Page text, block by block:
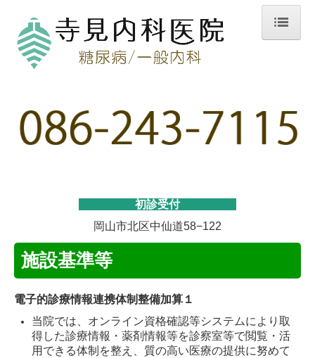
ホーム
院内紹介
糖尿病について
糖尿病教室
内科疾患について
胃や腸の病気
心臓の病気
初診受付
岡山市北区中仙道58−122
施設基準等
電子的診療情報連携体制整備加算１
当院では、オンライン資格確認等システムにより取
得した診療情報・薬剤情報等を診察室等で閲覧・活
用できる体制を整え、質の高い医療の提供に努めて